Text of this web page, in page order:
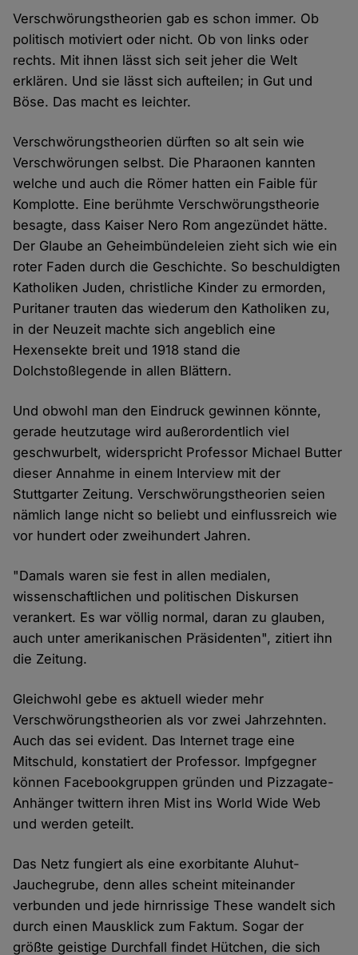
Verschwörungstheorien gab es schon immer. Ob
politisch motiviert oder nicht. Ob von links oder
rechts. Mit ihnen lässt sich seit jeher die Welt
erklären. Und sie lässt sich aufteilen; in Gut und
Böse. Das macht es leichter.
Verschwörungstheorien dürften so alt sein wie
Verschwörungen selbst. Die Pharaonen kannten
welche und auch die Römer hatten ein Faible für
Komplotte. Eine berühmte Verschwörungstheorie
besagte, dass Kaiser Nero Rom angezündet hätte.
Der Glaube an Geheimbündeleien zieht sich wie ein
roter Faden durch die Geschichte. So beschuldigten
Katholiken Juden, christliche Kinder zu ermorden,
Puritaner trauten das wiederum den Katholiken zu,
in der Neuzeit machte sich angeblich eine
Hexensekte breit und 1918 stand die
Dolchstoßlegende in allen Blättern.
Und obwohl man den Eindruck gewinnen könnte,
gerade heutzutage wird außerordentlich viel
geschwurbelt, widerspricht Professor Michael Butter
dieser Annahme in einem Interview mit der
Stuttgarter Zeitung. Verschwörungstheorien seien
nämlich lange nicht so beliebt und einflussreich wie
vor hundert oder zweihundert Jahren.
"Damals waren sie fest in allen medialen,
wissenschaftlichen und politischen Diskursen
verankert. Es war völlig normal, daran zu glauben,
auch unter amerikanischen Präsidenten", zitiert ihn
die Zeitung.
Gleichwohl gebe es aktuell wieder mehr
Verschwörungstheorien als vor zwei Jahrzehnten.
Auch das sei evident. Das Internet trage eine
Mitschuld, konstatiert der Professor. Impfgegner
können Facebookgruppen gründen und Pizzagate-
Anhänger twittern ihren Mist ins World Wide Web
und werden geteilt.
Das Netz fungiert als eine exorbitante Aluhut-
Jauchegrube, denn alles scheint miteinander
verbunden und jede hirnrissige These wandelt sich
durch einen Mausklick zum Faktum. Sogar der
größte geistige Durchfall findet Hütchen, die sich